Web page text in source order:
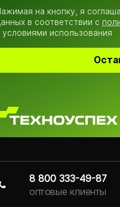
на кнопку, я
в соответствии с
условиями использования
8 800 333-49-87
оптовые клиенты